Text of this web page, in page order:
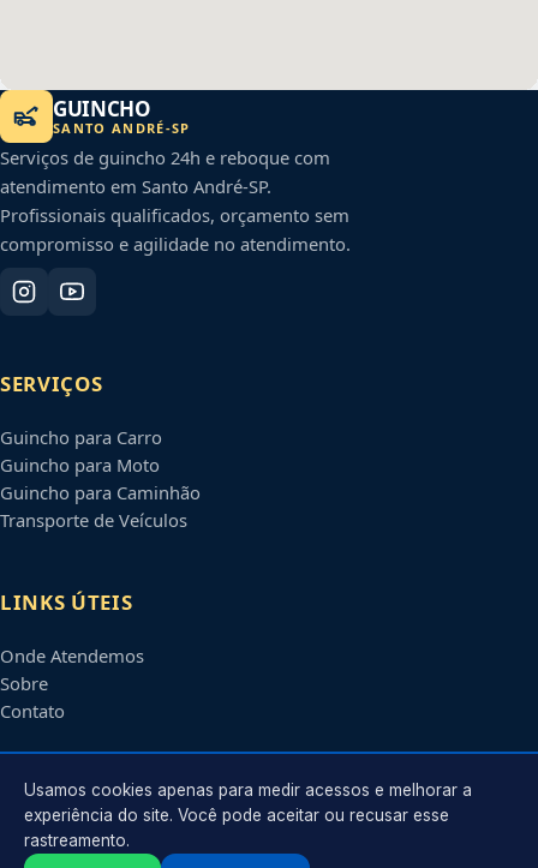
GUINCHO
SANTO ANDRÉ-SP
Serviços de guincho 24h e reboque com
atendimento em Santo André-SP.
Profissionais qualificados, orçamento sem
compromisso e agilidade no atendimento.
SERVIÇOS
Guincho para Carro
Guincho para Moto
Guincho para Caminhão
Transporte de Veículos
LINKS ÚTEIS
Onde Atendemos
Sobre
Contato
CONTATO
Atendimento em
Usamos cookies apenas para medir acessos e melhorar a
experiência do site. Você pode aceitar ou recusar esse
rastreamento.